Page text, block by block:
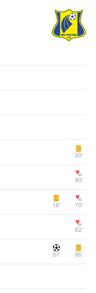
30‎’‎
90‎’‎
16‎’‎ 70‎’‎
82‎’‎
07‎’‎ 86‎’‎